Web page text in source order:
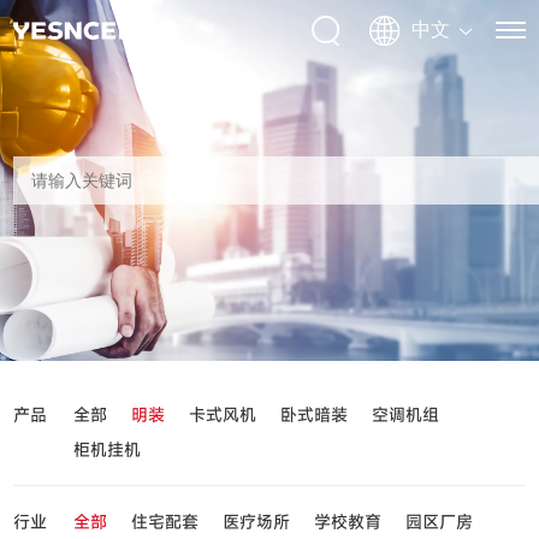
产品 全部 明装 卡式风机 卧式暗装
空调机组
柜机挂机
行业 全部 住宅配套 医疗场所 学校教育 园区厂房